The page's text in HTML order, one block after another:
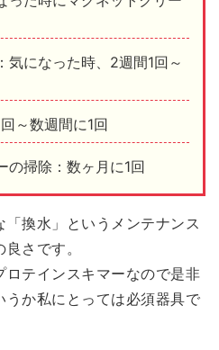
気になった時、2週間1回～
～数週間に1回
の掃除：数ヶ月に1回
換水」というメンテナンス
さです。
ロテインスキマーなので是非
うか私にとっては必須器具で